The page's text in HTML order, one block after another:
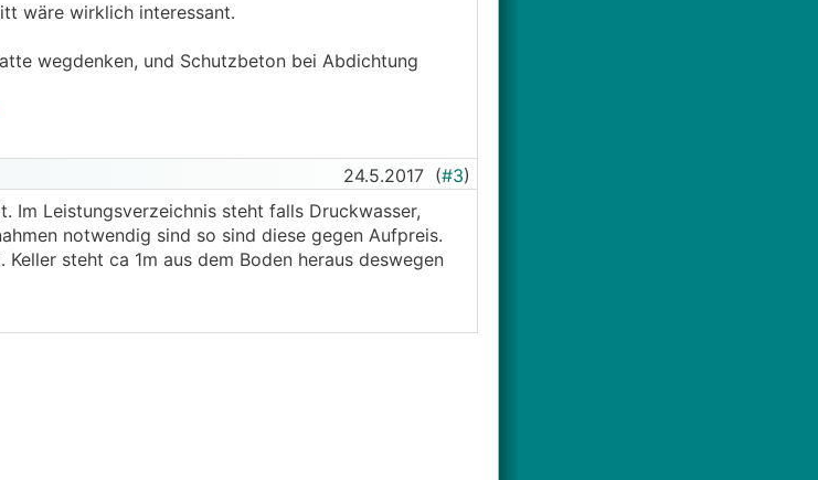
wäre wirklich interessant.
wegdenken, und Schutzbeton bei Abdichtung
24.5.2017 (#3)
Im Leistungsverzeichnis steht falls Druckwasser,
notwendig sind so sind diese gegen Aufpreis.
steht ca 1m aus dem Boden heraus deswegen